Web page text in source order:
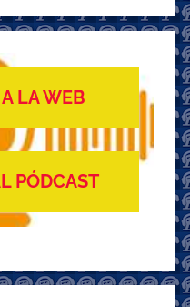
Buscar
LA WEB
PÓDCAST